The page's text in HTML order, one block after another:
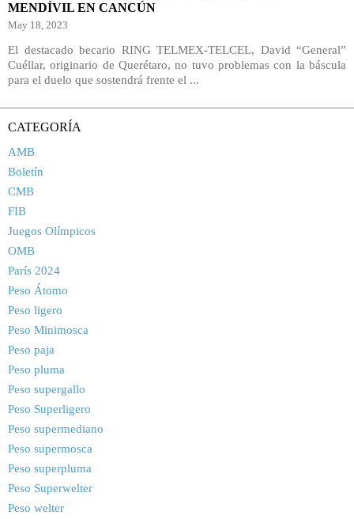
MENDÍVIL EN CANCÚN
May 18, 2023
El destacado becario RING TELMEX-TELCEL, David “General”
Cuéllar, originario de Querétaro, no tuvo problemas con la báscula
para el duelo que sostendrá frente el ...
CATEGORÍA
AMB
Boletín
CMB
FIB
Juegos Olímpicos
OMB
París 2024
Peso Átomo
Peso ligero
Peso Minimosca
Peso paja
Peso pluma
Peso supergallo
Peso Superligero
Peso supermediano
Peso supermosca
Peso superpluma
Peso Superwelter
Peso welter